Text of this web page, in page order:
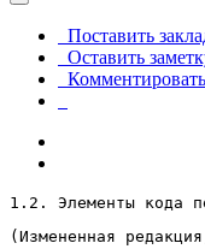
Поставить
Оставить
Комментировать
1.2. Элементы кода
(Измененная